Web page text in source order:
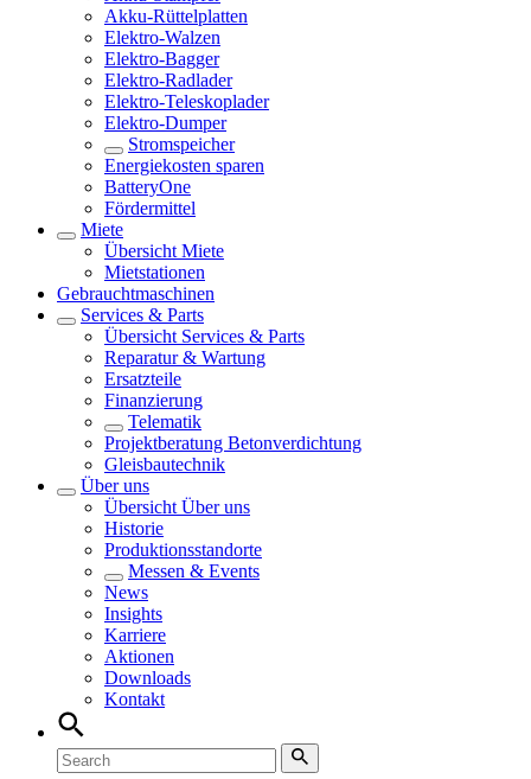
Akku-Rüttelplatten
Elektro-Walzen
Elektro-Bagger
Elektro-Radlader
Elektro-Teleskoplader
Elektro-Dumper
Stromspeicher
Energiekosten sparen
BatteryOne
Fördermittel
Miete
Übersicht Miete
Mietstationen
Gebrauchtmaschinen
Services & Parts
Übersicht Services & Parts
Reparatur & Wartung
Ersatzteile
Finanzierung
Telematik
Projektberatung Betonverdichtung
Gleisbautechnik
Über uns
Übersicht Über uns
Historie
Produktionsstandorte
Messen & Events
News
Insights
Karriere
Aktionen
Downloads
Kontakt